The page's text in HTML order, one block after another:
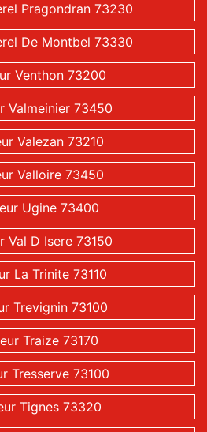
Pragondran 73230
De Montbel 73330
Venthon 73200
Valmeinier 73450
Valezan 73210
Valloire 73450
Ugine 73400
Val D Isere 73150
La Trinite 73110
Trevignin 73100
Traize 73170
Tresserve 73100
Tignes 73320